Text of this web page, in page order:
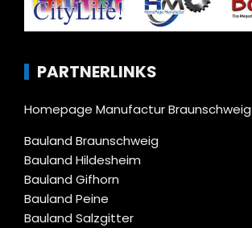
PARTNERLINKS
Homepage Manufactur Braunschweig
Bauland Braunschweig
Bauland Hildesheim
Bauland Gifhorn
Bauland Peine
Bauland Salzgitter